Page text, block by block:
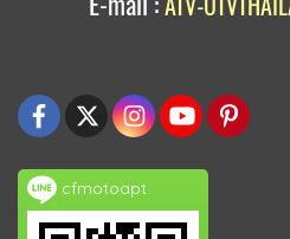
cfmotoapt